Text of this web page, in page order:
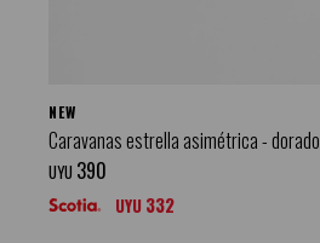
NEW
Caravanas estrella asimétrica - dorado
UYU 390
UYU 332